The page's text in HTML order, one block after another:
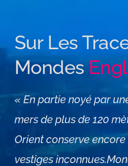
Sur Les
Mondes
« En partie noyé par
mers de plus de 120
Orient conserve encore
vestiges